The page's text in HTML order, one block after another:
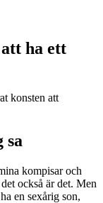
ha ett
konsten att
sa
kompisar och
också är det. Men
en sexårig son,